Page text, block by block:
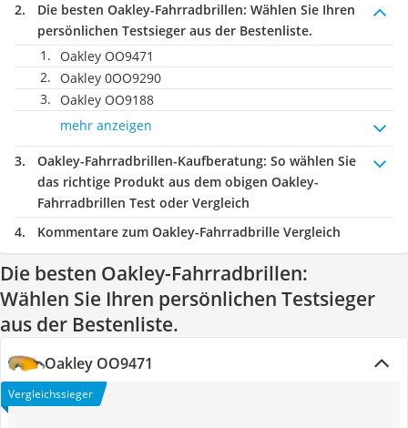
Die besten Oakley-Fahrradbrillen: Wählen Sie Ihren
persönlichen Testsieger aus der Bestenliste.
Oakley OO9471
Oakley 0OO9290
Oakley OO9188
mehr anzeigen
Oakley-Fahrradbrillen-Kaufberatung: So wählen Sie
das richtige Produkt aus dem obigen Oakley-
Fahrradbrillen Test oder Vergleich
Kommentare zum Oakley-Fahrradbrille Vergleich
Die besten Oakley-Fahrradbrillen:
Wählen Sie Ihren persönlichen Testsieger
aus der Bestenliste.
Oakley OO9471
Vergleichssieger